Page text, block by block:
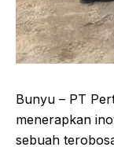
Bunyu – PT
menerapkan
sebuah